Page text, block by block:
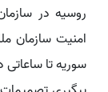
روسیه در
امنیت سازمان
سوریه تا ساعاتی